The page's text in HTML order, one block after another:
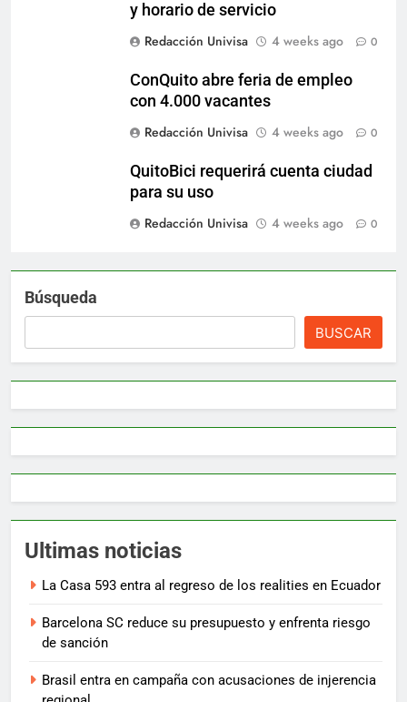
y horario de servicio
Redacción Univisa
4 weeks ago 0
ConQuito abre feria de empleo
con 4.000 vacantes
Redacción Univisa
4 weeks ago 0
QuitoBici requerirá cuenta ciudad
para su uso
Redacción Univisa
4 weeks ago 0
Búsqueda
BUSCAR
Ultimas noticias
La Casa 593 entra al regreso de los realities en Ecuador
Barcelona SC reduce su presupuesto y enfrenta riesgo
de sanción
Brasil entra en campaña con acusaciones de injerencia